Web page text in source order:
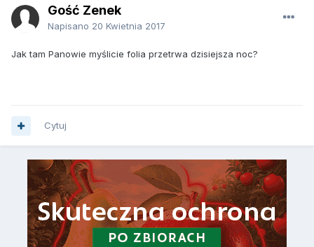
Gość Zenek
Napisano 20 Kwietnia 2017
Jak tam Panowie myślicie folia przetrwa dzisiejsza noc?
Cytuj